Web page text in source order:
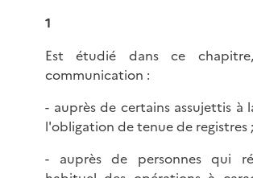
1
Est étudié dans ce
communication :
- auprès de certains assujettis à
l'obligation de tenue de registres ;
- auprès de personnes qui